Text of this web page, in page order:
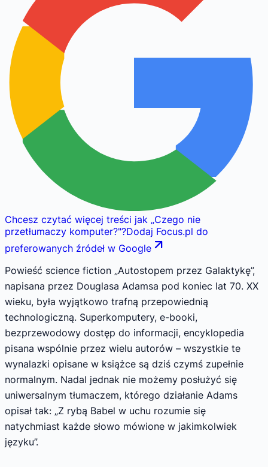
Chcesz czytać więcej treści jak „Czego nie
przetłumaczy komputer?"?Dodaj Focus.pl do
preferowanych źródeł w Google
Powieść science fiction „Autostopem przez Galaktykę”,
napisana przez Douglasa Adamsa pod koniec lat 70. XX
wieku, była wyjątkowo trafną przepowiednią
technologiczną. Superkomputery, e-booki,
bezprzewodowy dostęp do informacji, encyklopedia
pisana wspólnie przez wielu autorów – wszystkie te
wynalazki opisane w książce są dziś czymś zupełnie
normalnym. Nadal jednak nie możemy posłużyć się
uniwersalnym tłumaczem, którego działanie Adams
opisał tak: „Z rybą Babel w uchu rozumie się
natychmiast każde słowo mówione w jakimkolwiek
języku”.